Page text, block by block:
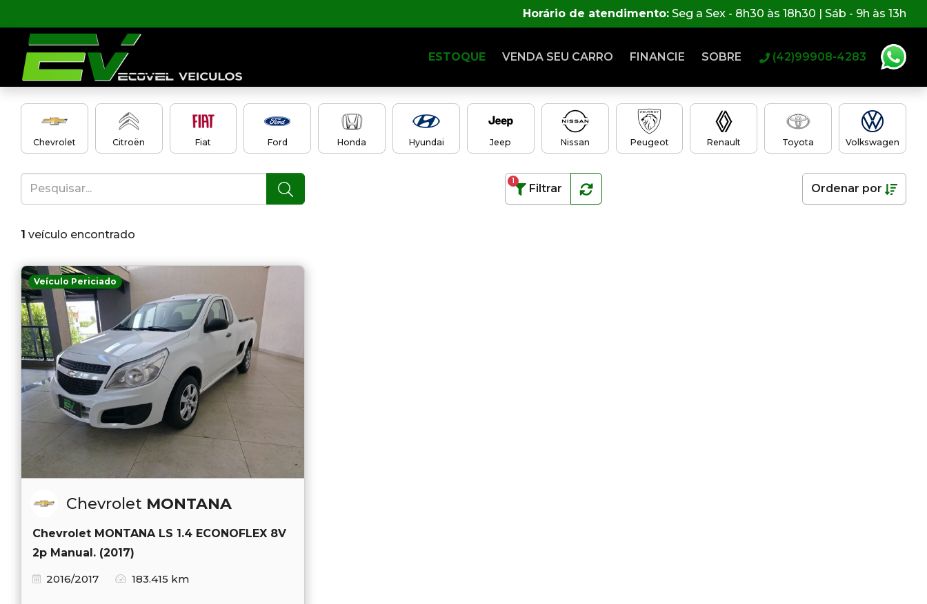
Horário de atendimento: Seg a Sex - 8h30 às 18h30 | Sáb - 9h às 13h
ESTOQUE VENDA SEU CARRO FINANCIE SOBRE (42)99908-4283
Chevrolet Citroën Fiat Ford Honda Hyundai Jeep Nissan Peugeot Renault Toyota Volkswagen
Filtrar
1
Ordenar por
1 veículo encontrado
Veículo Periciado
Chevrolet MONTANA
Chevrolet MONTANA LS 1.4 ECONOFLEX 8V
2p Manual. (2017)
2016/2017
183.415 km